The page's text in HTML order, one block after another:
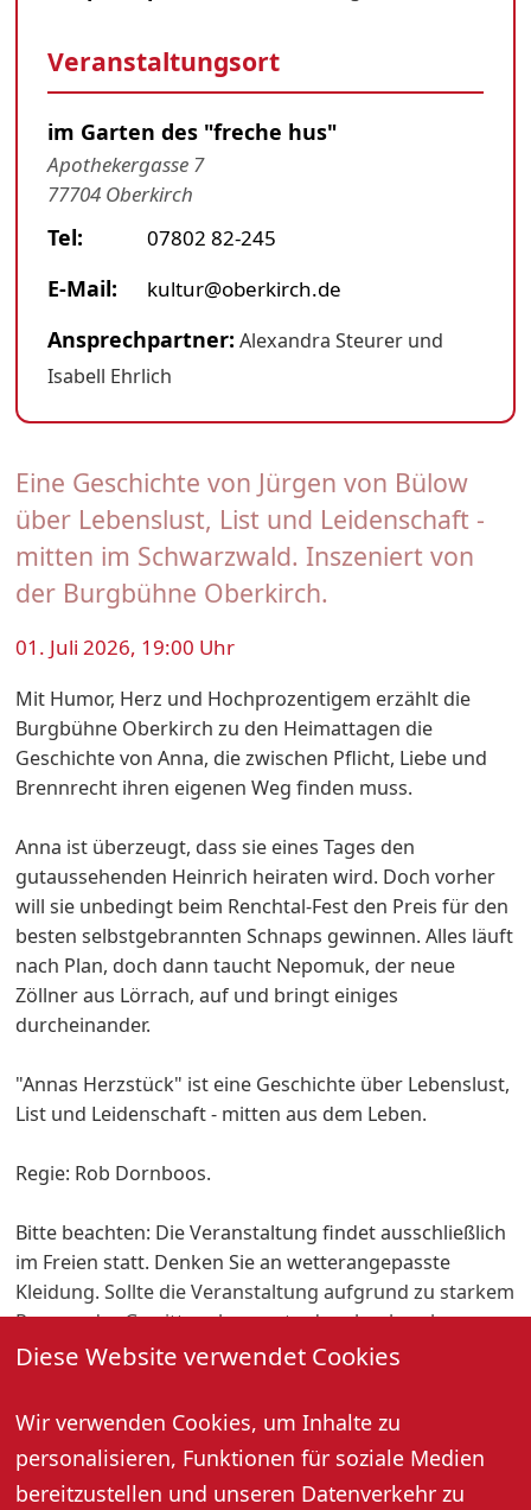
Diese Website verwendet Cookies
Wir verwenden Cookies, um Inhalte zu
personalisieren, Funktionen für soziale Medien
bereitzustellen und unseren Datenverkehr zu
Eine Geschichte von Jürgen von Bülow
über Lebenslust, List und Leidenschaft -
mitten im Schwarzwald. Inszeniert von
der Burgbühne Oberkirch.
01. Juli 2026, 19:00 Uhr
Mit Humor, Herz und Hochprozentigem erzählt die
Burgbühne Oberkirch zu den Heimattagen die
Geschichte von Anna, die zwischen Pflicht, Liebe und
Brennrecht ihren eigenen Weg finden muss.
Anna ist überzeugt, dass sie eines Tages den
gutaussehenden Heinrich heiraten wird. Doch vorher
will sie unbedingt beim Renchtal-Fest den Preis für den
besten selbstgebrannten Schnaps gewinnen. Alles läuft
nach Plan, doch dann taucht Nepomuk, der neue
Zöllner aus Lörrach, auf und bringt einiges
durcheinander.
"Annas Herzstück" ist eine Geschichte über Lebenslust,
List und Leidenschaft - mitten aus dem Leben.
Regie: Rob Dornboos.
Bitte beachten: Die Veranstaltung findet ausschließlich
im Freien statt. Denken Sie an wetterangepasste
Kleidung. Sollte die Veranstaltung aufgrund zu starkem
Regen oder Gewitter abgesagt oder abgebrochen
werden, können die Eintrittskarten an der jeweiligen
Info-Telefon am Veranstaltungstag: 07802 700220
Veranstaltungsort
im Garten des "freche hus"
Apothekergasse 7
77704 Oberkirch
Tel: 07802 82-245
E-Mail: kultur@oberkirch.de
Ansprechpartner: Alexandra Steurer und
Isabell Ehrlich